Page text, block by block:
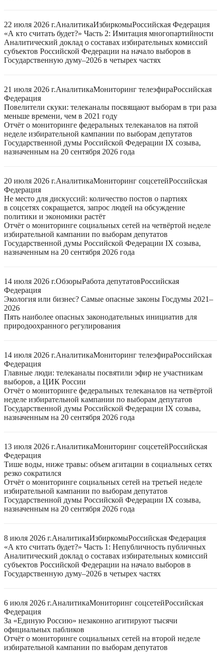
22 июля 2026 г.АналитикаИзбиркомыРоссийская Федерация
«А кто считать будет?» Часть 2: Имитация многопартийности
Аналитический доклад о составах избирательных комиссий
субъектов Российской Федерации на начало выборов в
Государственную думу–2026 в четырех частях
21 июля 2026 г.АналитикаМониторинг телеэфираРоссийская
Федерация
Повелители скуки: телеканалы посвящают выборам в три раза
меньше времени, чем в 2021 году
Отчёт о мониторинге федеральных телеканалов на пятой
неделе избирательной кампании по выборам депутатов
Государственной думы Российской Федерации IX созыва,
назначенным на 20 сентября 2026 года
20 июля 2026 г.АналитикаМониторинг соцсетейРоссийская
Федерация
Не место для дискуссий: количество постов о партиях
в соцсетях сокращается, запрос людей на обсуждение
политики и экономики растёт
Отчёт о мониторинге социальных сетей на четвёртой неделе
избирательной кампании по выборам депутатов
Государственной думы Российской Федерации IX созыва,
назначенным на 20 сентября 2026 года
14 июля 2026 г.ОбзорыРабота депутатовРоссийская
Федерация
Экология или бизнес? Самые опасные законы Госдумы 2021–
2026
Пять наиболее опасных законодательных инициатив для
природоохранного регулирования
14 июля 2026 г.АналитикаМониторинг телеэфираРоссийская
Федерация
Главные люди: телеканалы посвятили эфир не участникам
выборов, а ЦИК России
Отчёт о мониторинге федеральных телеканалов на четвёртой
неделе избирательной кампании по выборам депутатов
Государственной думы Российской Федерации IX созыва,
назначенным на 20 сентября 2026 года
13 июля 2026 г.АналитикаМониторинг соцсетейРоссийская
Федерация
Тише воды, ниже травы: объем агитации в социальных сетях
резко сократился
Отчёт о мониторинге социальных сетей на третьей неделе
избирательной кампании по выборам депутатов
Государственной думы Российской Федерации IX созыва,
назначенным на 20 сентября 2026 года
8 июля 2026 г.АналитикаИзбиркомыРоссийская Федерация
«А кто считать будет?» Часть 1: Непубличность публичных
Аналитический доклад о составах избирательных комиссий
субъектов Российской Федерации на начало выборов в
Государственную думу–2026 в четырех частях
6 июля 2026 г.АналитикаМониторинг соцсетейРоссийская
Федерация
За «Единую Россию» незаконно агитируют тысячи
официальных пабликов
Отчёт о мониторинге социальных сетей на второй неделе
избирательной кампании по выборам депутатов